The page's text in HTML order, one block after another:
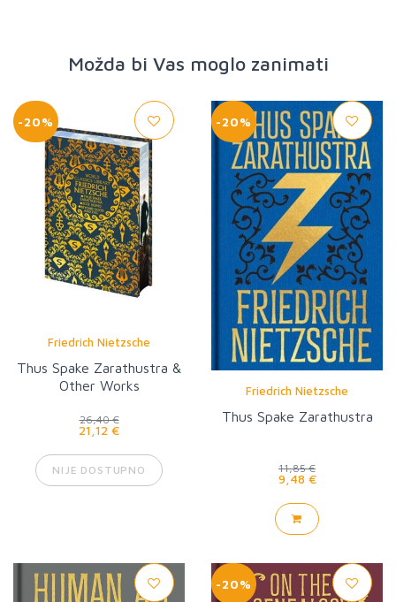
Možda bi Vas moglo zanimati
-20%
Friedrich Nietzsche
Thus Spake Zarathustra &
Other Works
26,40 €
21,12 €
NIJE DOSTUPNO
-20%
Friedrich Nietzsche
Thus Spake Zarathustra
11,85 €
9,48 €
-20%